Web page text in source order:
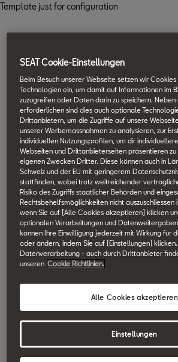
Template just for configuration
SEAT Cookie-Einstellungen
Beim Besuch unserer Webseite setzen wir
Technologien ein, um damit auf Informationen im
zuzugreifen oder Daten darin zu speichern. Neben
erforderlichen sind dies auch optionale
Drittanbietern, um die Zugriffe auf unsere
unserer Werbemassnahmen zu analysieren, zur
individuellen Nutzungsprofilen, um dir
Webseiten und Drittanbieterseiten präsentieren zu
eigenen Zwecken Dritter. Diese können auch in
Schweiz und der EU mit geringerem
stattfinden, wobei trotz weitreichender
Risiko des Zugriffs staatlicher Behörden und
Rechtsbehelfsmöglichkeiten nicht auszuschliessen
wenn Sie auf [Alle Cookies akzeptieren] klicken
optionalen Verarbeitungen und Datenweitergaben
können Ihre Einwilligung jederzeit mit Wirkung für
oder ändern, indem Sie auf [Einstellungen]
Datenverarbeitung - auch durch Drittanbieter
unseren Cookie Richtlinien.
Alle Cookies akzeptieren
Einstellungen